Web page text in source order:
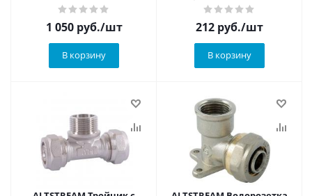
1 050руб./шт
В корзину
212 руб./шт
В корзину